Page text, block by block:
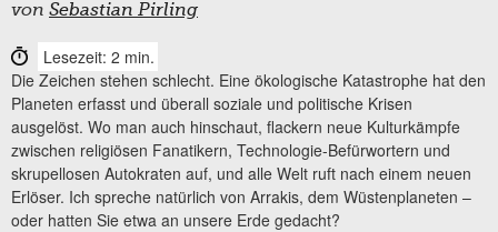
von Sebastian Pirling
Lesezeit: 2 min.
Die Zeichen stehen schlecht. Eine ökologische Katastrophe hat den
Planeten erfasst und überall soziale und politische Krisen
ausgelöst. Wo man auch hinschaut, flackern neue Kulturkämpfe
zwischen religiösen Fanatikern, Technologie-Befürwortern und
skrupellosen Autokraten auf, und alle Welt ruft nach einem neuen
Erlöser. Ich spreche natürlich von Arrakis, dem Wüstenplaneten –
oder hatten Sie etwa an unsere Erde gedacht?